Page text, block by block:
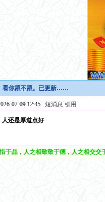
看你跟不跟。已更新……
07-09 12:45短消息 引用
人还是厚道点好
于品，人之相敬敬于德，人之相交交